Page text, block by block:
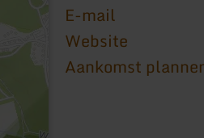
E-mail
Website
Aankomst